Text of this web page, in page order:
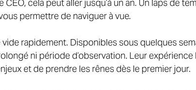
CEO, cela peut aller jusqu’à un an. Un laps de
permettre de naviguer à vue.
vide rapidement. Disponibles sous quelques
ni période d’observation. Leur expérience
et de prendre les rênes dès le premier jour.